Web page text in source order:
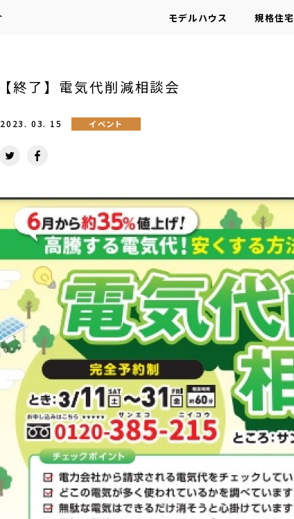
モデルハウス 規格住宅
【終了】電気代削減相談会
2023. 03. 15 イベント